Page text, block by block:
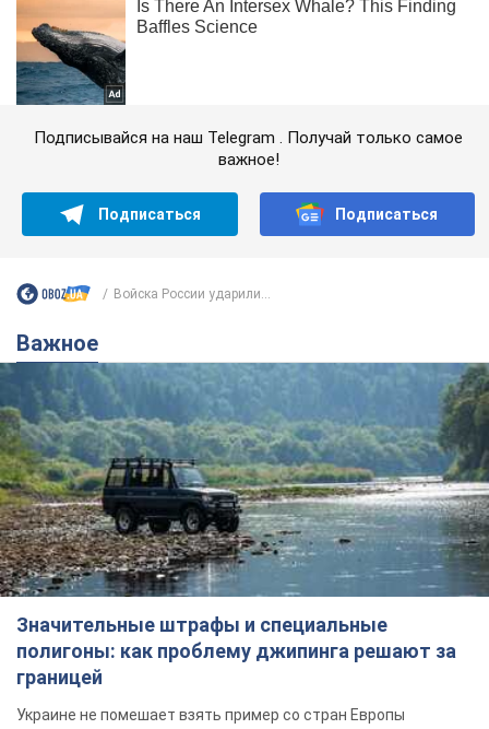
Подписывайся на наш Telegram . Получай только самое
важное!
Подписаться Подписаться
Войска России ударили...
Важное
Значительные штрафы и специальные
полигоны: как проблему джипинга решают за
границей
Украине не помешает взять пример со стран Европы